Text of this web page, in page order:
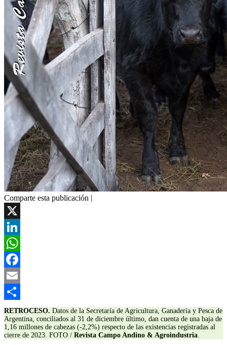
Comparte esta publicación |
X
LinkedIn
WhatsApp
Facebook
Email
Compartir
RETROCESO. Datos de la Secretaría de Agricultura, Ganadería y Pesca de
Argentina, conciliados al 31 de diciembre último, dan cuenta de una baja de
1,16 millones de cabezas (-2,2%) respecto de las existencias registradas al
cierre de 2023. FOTO / Revista Campo Andino & Agroindustria